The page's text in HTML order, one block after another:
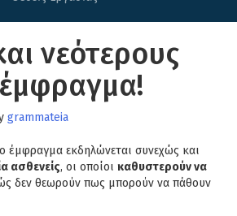
νεότερους
grammateia
έμφραγμα εκδηλώνεται συνεχώς και
ασθενείς, οι οποίοι καθυστερούν να
δεν θεωρούν πως μπορούν να πάθουν